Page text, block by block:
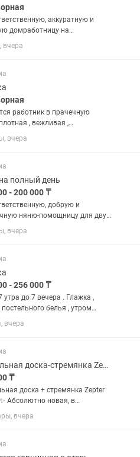
аккуратную и
домработницу на
основу, кто рассматривает
работу просьба не
вкусной домашней еды
вчера
работник в прачечную
, вежливая ,
. Стирка глажка
белья
вчера
полный день
- 200 000 ₸
добрую и
няню-помощницу для двух
Обязанности: • уход
• кормление; • игры и
режима сна; •...
вчера
- 256 000 ₸
утра до 7 вечера . Глажка ,
постельного белья , утром
завтраков .
вчера
Гладильная доска-стремянка Zepter 2 в 1 Новая, в упаковке
₸
доска + стремянка Zepter
Удобная и
модель, которая сочетает
подойдет для глажки...
вчера